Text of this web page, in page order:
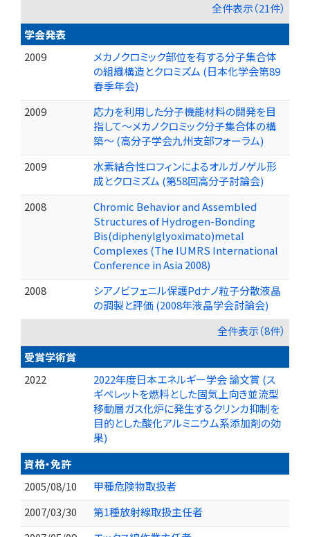
全件表示（21件）
学会発表
2009
メカノクロミック部位を有する分子集合体
の組織構造とクロミズム (日本化学会第89
春季年会)
2009
応力を利用した分子機能材料の開発を目
指して～メカノクロミック分子集合体の構
築～ (高分子学会九州支部フォーラム)
2009
水素結合性ロフィンによるオルガノゲル形
成とクロミズム (第58回高分子討論会)
2008
Chromic Behavior and Assembled
Structures of Hydrogen-Bonding
Bis(diphenylglyoximato)metal
Complexes (The IUMRS International
Conference in Asia 2008)
2008
シアノビフェニル保護Pdナノ粒子分散液晶
の調製と評価 (2008年液晶学会討論会)
全件表示（8件）
受賞学術賞
2022
2022年度日本エネルギー学会 論文賞 (ス
ギペレットを燃料とした固気上向き並流型
移動層ガス化炉に発生するクリンカ抑制を
目的とした酸化アルミニウム系添加剤の効
果)
資格・免許
2005/08/10
甲種危険物取扱者
2007/03/30
第1種放射線取扱主任者